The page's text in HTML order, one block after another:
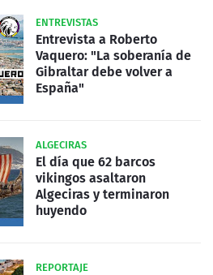
ENTREVISTAS
Entrevista a Roberto
Vaquero: "La soberanía de
Gibraltar debe volver a
España"
ALGECIRAS
El día que 62 barcos
vikingos asaltaron
Algeciras y terminaron
huyendo
REPORTAJE